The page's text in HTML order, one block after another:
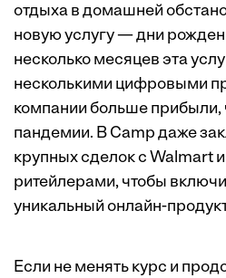
отдыха в домашней
новую услугу — дни
несколько месяцев эта
несколькими цифровыми
компании больше
пандемии. В Camp даже
крупных сделок с Walmart
ритейлерами, чтобы
уникальный онлайн-
Если не менять курс и